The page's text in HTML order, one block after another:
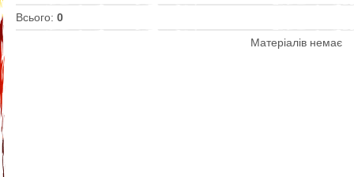
Всього: 0
Матеріалів немає